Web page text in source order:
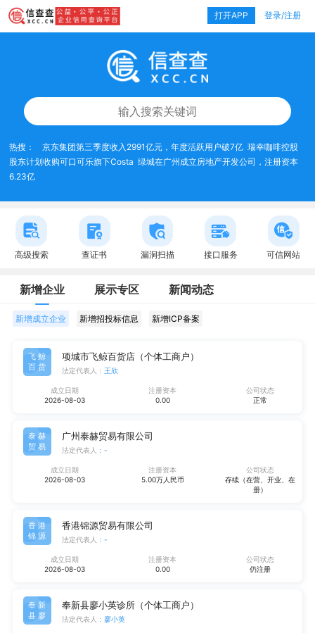
打开APP 登录/注册
热搜： 京东集团第三季度收入2991亿元，年度活跃用户破7亿 瑞幸咖啡控股
股东计划收购可口可乐旗下Costa 绿城在广州成立房地产开发公司，注册资本
6.23亿
高级搜索 查证书 漏洞扫描 接口服务 可信网站
新增企业 展示专区 新闻动态
新增成立企业 新增招投标信息 新增ICP备案
飞鲸
百货
项城市飞鲸百货店（个体工商户）
法定代表人： 王欣
成立日期
2026-08-03
注册资本
0.00
公司状态
正常
泰赫
贸易
广州泰赫贸易有限公司
法定代表人： -
成立日期
2026-08-03
注册资本
5.00万人民币
公司状态
存续（在营、开业、在
册）
香港
锦源
香港锦源贸易有限公司
法定代表人： -
成立日期
2026-08-03
注册资本
0.00
公司状态
仍注册
奉新
县廖
奉新县廖小英诊所（个体工商户）
法定代表人： 廖小英